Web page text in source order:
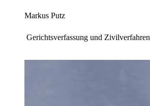
Markus Putz
Gerichtsverfassung und Zivilverfahren